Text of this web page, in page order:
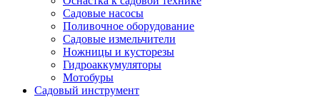
Бумага разная
Бумага для офисной техники
Бумага для профессиональной печати
Фотобумага
Наклейки
Термобумага
Бумага для факса
Садовые насосы
Поливочное оборудование
Садовые измельчители
Ножницы и кусторезы
Гидроаккумуляторы
Мотобуры
Садовый инструмент